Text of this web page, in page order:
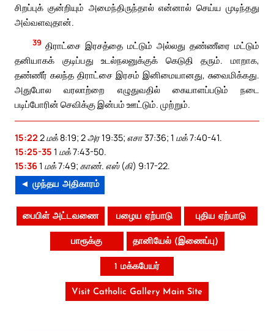
சிறப்புக் குன்றியும் அமைந்திருந்தால் என்னால் செய்ய முடிந்தது
அவ்வளவுதான்.
39 திராட்சை இரசத்தை மட்டும் அல்லது தண்ணீரை மட்டும்
தனியாகக் குடிப்பது உடல்நலனுக்குக் கெடுதி தரும். மாறாக,
தண்ணீர் கலந்த திராட்சை இரசம் இனிமையானது, சுவைமிக்கது.
அதுபோல வரலாற்றை எழுதுவதில் கையாளப்படும் நடை
படிப்போரின் செவிக்கு இன்பம் ஊட்டும். முற்றும்.
15:22 2 மக் 8:19; 2 அர 19:35; எசா 37:36; 1 மக் 7:40-41.
15:25-35 1 மக் 7:43-50.
15:361 மக் 7:49; காண். எஸ் (கி) 9:17-22.
◄ முந்தய அதிகாரம்
பைபிள் அட்டவணை பழைய ஏற்பாடு புதிய ஏற்பாடு
பாரூக்கு தானியேல் (இணைப்பு)
1 மக்கபேயர்
Visit Catholic Gallery Main Site